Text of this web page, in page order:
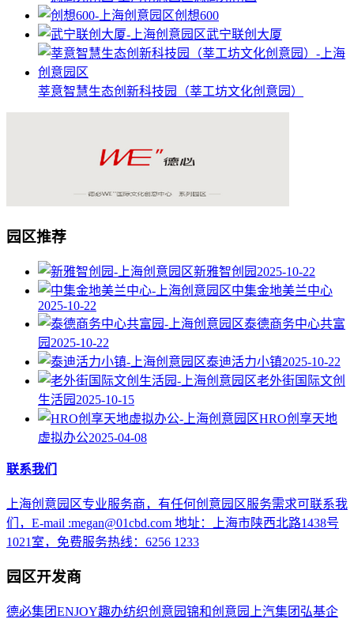
创想600
武宁联创大厦
莘意智慧生态创新科技园（莘工坊文化创意园）
园区推荐
新雅智创园 2025-10-22
中集金地美兰中心
2025-10-22
泰德商务中心共富
园 2025-10-22
泰迪活力小镇2025-10-22
老外街国际文创
生活园 2025-10-15
HRO创享天地
虚拟办公2025-04-08
联系我们
上海创意园区专业服务商，有任何创意园区服务需求可联系我
们，E-mail :megan@01cbd.com 地址：上海市陕西北路1438号
1021室，免费服务热线：6256 1233
园区开发商
德必集团ENJOY趣办纺织创意园锦和创意园 上汽集团 弘基企